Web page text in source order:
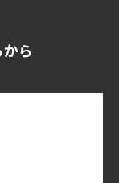
ら